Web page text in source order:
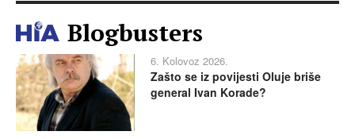
Blogbusters
6. Kolovoz 2026.
Zašto se iz povijesti Oluje briše
general Ivan Korade?